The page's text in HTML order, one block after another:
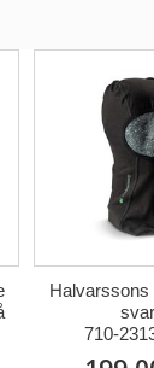
Halvarssons
710-